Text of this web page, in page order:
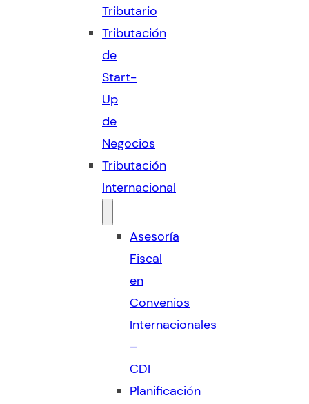
Tributario
Tributación
de
Start-
Up
de
Negocios
Tributación
Internacional
Asesoría
Fiscal
en
Convenios
Internacionales
–
CDI
Planificación